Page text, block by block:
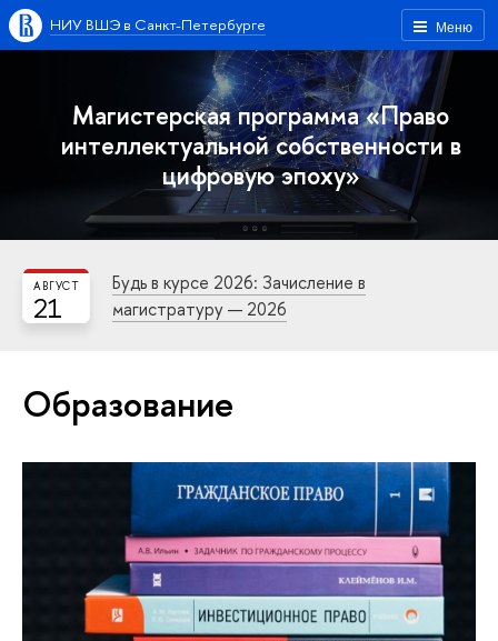
Меню
НИУ ВШЭ в Санкт-Петербурге
Магистерская программа «Право
интеллектуальной собственности в
цифровую эпоху»
21
АВГУСТ
Будь в курсе 2026: Зачисление в
магистратуру — 2026
Образование